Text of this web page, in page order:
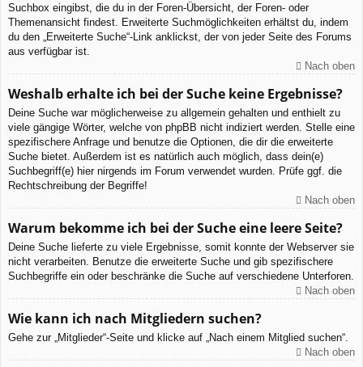
Suchbox eingibst, die du in der Foren-Übersicht, der Foren- oder
Themenansicht findest. Erweiterte Suchmöglichkeiten erhältst du, indem
du den „Erweiterte Suche“-Link anklickst, der von jeder Seite des Forums
aus verfügbar ist.
Nach oben
Weshalb erhalte ich bei der Suche keine Ergebnisse?
Deine Suche war möglicherweise zu allgemein gehalten und enthielt zu
viele gängige Wörter, welche von phpBB nicht indiziert werden. Stelle eine
spezifischere Anfrage und benutze die Optionen, die dir die erweiterte
Suche bietet. Außerdem ist es natürlich auch möglich, dass dein(e)
Suchbegriff(e) hier nirgends im Forum verwendet wurden. Prüfe ggf. die
Rechtschreibung der Begriffe!
Nach oben
Warum bekomme ich bei der Suche eine leere Seite?
Deine Suche lieferte zu viele Ergebnisse, somit konnte der Webserver sie
nicht verarbeiten. Benutze die erweiterte Suche und gib spezifischere
Suchbegriffe ein oder beschränke die Suche auf verschiedene Unterforen.
Nach oben
Wie kann ich nach Mitgliedern suchen?
Gehe zur „Mitglieder“-Seite und klicke auf „Nach einem Mitglied suchen“.
Nach oben